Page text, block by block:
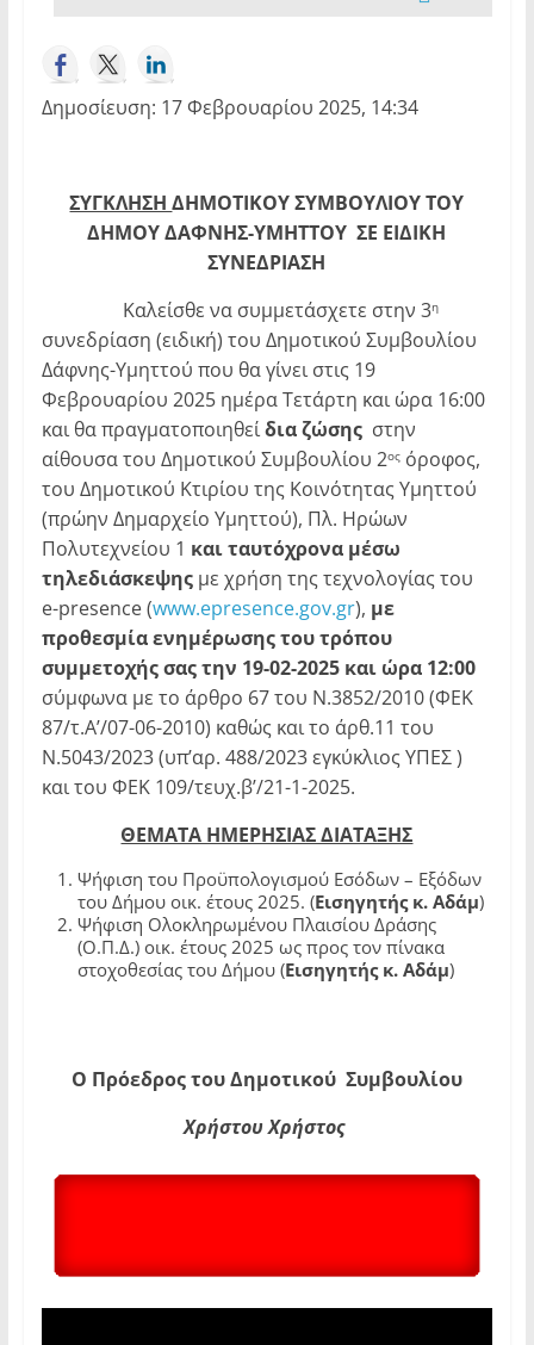
Δημοσίευση: 17 Φεβρουαρίου 2025, 14:34
ΣΥΓΚΛΗΣΗΔΗΜΟΤΙΚΟΥ ΣΥΜΒΟΥΛΙΟΥ ΤΟΥ
ΔΗΜΟΥ ΔΑΦΝΗΣ-ΥΜΗΤΤΟΥΣΕ ΕΙΔΙΚΗ
ΣΥΝΕΔΡΙΑΣΗ
Καλείσθε να συμμετάσχετε στην 3η
συνεδρίαση (ειδική) του Δημοτικού Συμβουλίου
Δάφνης-Υμηττού που θα γίνει στις 19
Φεβρουαρίου 2025 ημέρα Τετάρτη και ώρα 16:00
και θα πραγματοποιηθείδια ζώσηςστην
αίθουσα του Δημοτικού Συμβουλίου 2οςόροφος,
του Δημοτικού Κτιρίου της Κοινότητας Υμηττού
(πρώην Δημαρχείο Υμηττού), Πλ. Ηρώων
Πολυτεχνείου 1 και ταυτόχρονα μέσω
τηλεδιάσκεψηςμε χρήση της τεχνολογίας του
e-presence (www.epresence.gov.gr), με
προθεσμία ενημέρωσης του τρόπου
συμμετοχής σας την 19-02-2025 και ώρα 12:00
σύμφωνα με το άρθρο 67 του Ν.3852/2010 (ΦΕΚ
87/τ.Α’/07-06-2010) καθώς και το άρθ.11 του
Ν.5043/2023 (υπ’αρ. 488/2023 εγκύκλιος ΥΠΕΣ )
και του ΦΕΚ 109/τευχ.β’/21-1-2025.
ΘΕΜΑΤΑ ΗΜΕΡΗΣΙΑΣ ΔΙΑΤΑΞΗΣ
Ψήφιση του Προϋπολογισμού Εσόδων – Εξόδων
του Δήμου οικ. έτους 2025. (Εισηγητής κ. Αδάμ)
Ψήφιση Ολοκληρωμένου Πλαισίου Δράσης
(Ο.Π.Δ.) οικ. έτους 2025 ως προς τον πίνακα
στοχοθεσίας του Δήμου (Εισηγητής κ. Αδάμ)
Ο Πρόεδρος του Δημοτικού Συμβουλίου
Χρήστου Χρήστος